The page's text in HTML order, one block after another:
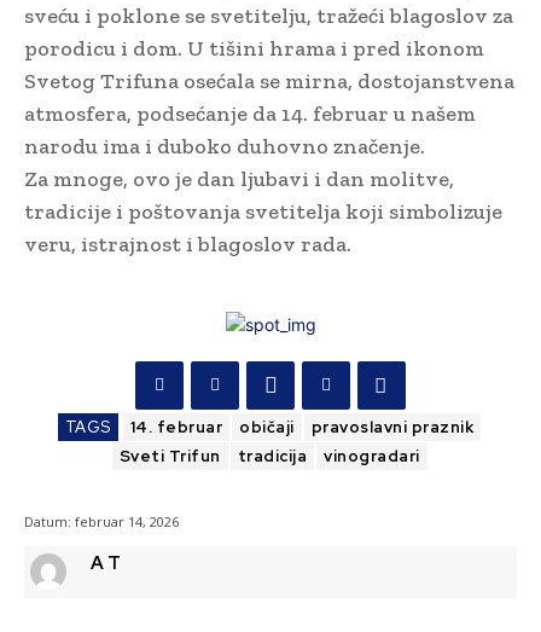
sveću i poklone se svetitelju, tražeći blagoslov za
porodicu i dom. U tišini hrama i pred ikonom
Svetog Trifuna osećala se mirna, dostojanstvena
atmosfera, podsećanje da 14. februar u našem
narodu ima i duboko duhovno značenje.
Za mnoge, ovo je dan ljubavi i dan molitve,
tradicije i poštovanja svetitelja koji simbolizuje
veru, istrajnost i blagoslov rada.
TAGS 14. februar običaji
pravoslavni praznik
Sveti Trifun
tradicija vinogradari
Datum: februar 14, 2026
A T